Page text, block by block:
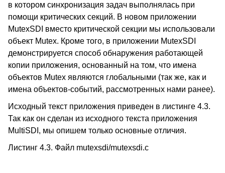
в котором синхронизация задач выполнялась при
помощи критических секций. В новом приложении
MutexSDI вместо критической секции мы использовали
объект Mutex. Кроме того, в приложении MutexSDI
демонстрируется способ обнаружения работающей
копии приложения, основанный на том, что имена
объектов Mutex являются глобальными (так же, как и
имена объектов-событий, рассмотренных нами ранее).
Исходный текст приложения приведен в листинге 4.3.
Так как он сделан из исходного текста приложения
MultiSDI, мы опишем только основные отличия.
Листинг 4.3. Файл mutexsdi/mutexsdi.c